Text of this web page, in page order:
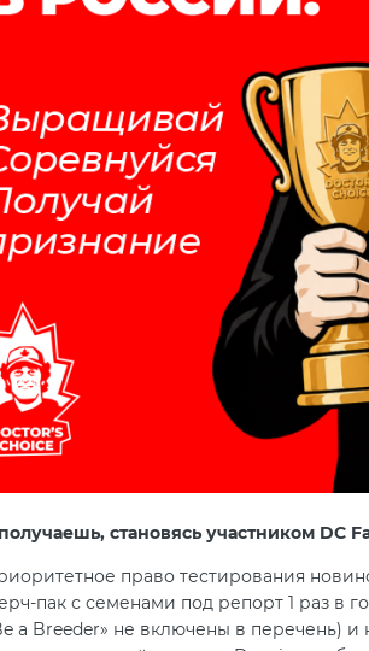
становясь участником DC
право тестирования
пак с семенами под репорт 1 раз в
a Breeder» не включены в перечень)